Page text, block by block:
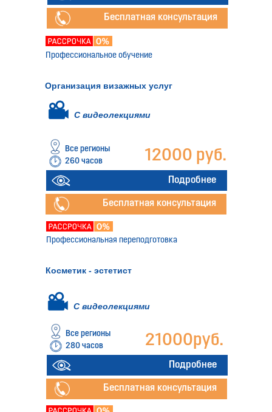
Бесплатная консультация
Косметик - эстетист
280 часов 21000руб.
Все регионы
Профессиональная переподготовка
Подробнее
Бесплатная консультация
Организация визажных услуг
260 часов 12000 руб.
Все регионы
Профессиональное обучение
Подробнее
Бесплатная консультация
С видеолекциями
С видеолекциями